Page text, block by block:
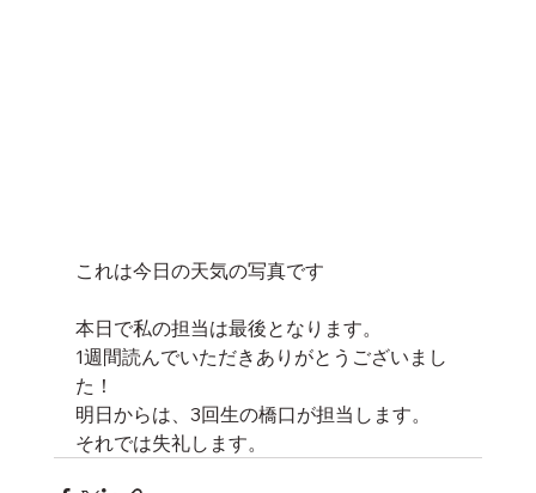
これは今日の天気の写真です
本日で私の担当は最後となります。
1週間読んでいただきありがとうございまし
た！
明日からは、3回生の橋口が担当します。
それでは失礼します。